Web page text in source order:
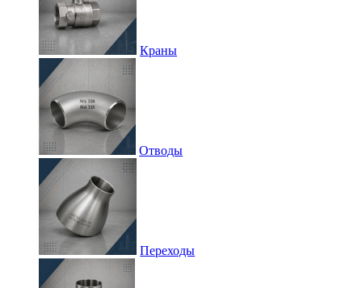
Краны
Отводы
Переходы